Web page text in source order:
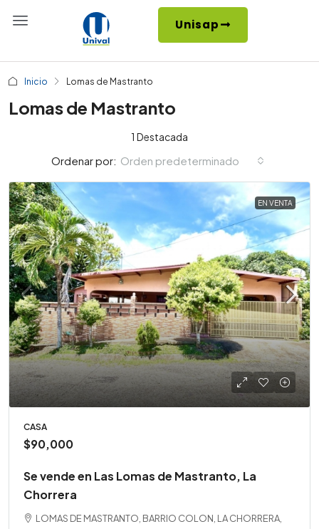
Unisap
Inicio Lomas de Mastranto
Lomas de Mastranto
1 Destacada
Ordenar por: Orden predeterminado
EN VENTA
CASA
$90,000
Se vende en Las Lomas de Mastranto, La
Chorrera
LOMAS DE MASTRANTO, BARRIO COLON, LA CHORRERA,